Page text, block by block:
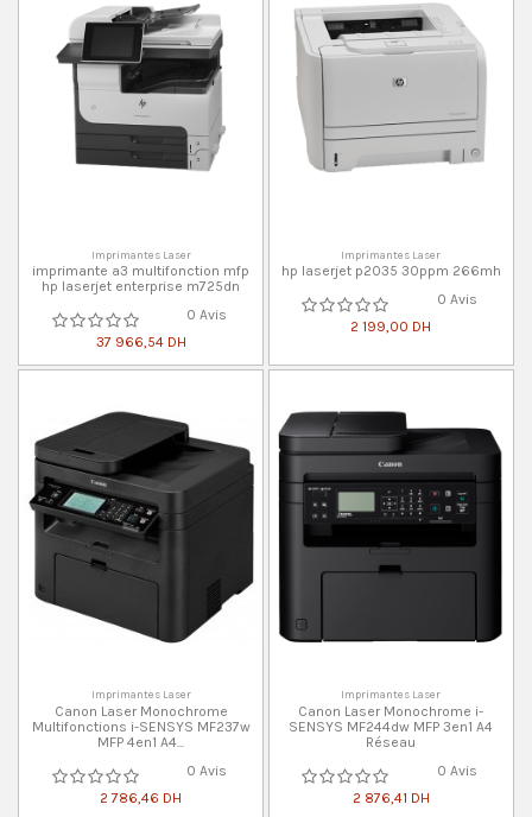
Imprimantes Laser
imprimante a3 multifonction mfp
hp laserjet enterprise m725dn
0 Avis
37 966,54 DH
Imprimantes Laser
hp laserjet p2035 30ppm 266mh
0 Avis
2 199,00 DH
Imprimantes Laser
Canon Laser Monochrome
Multifonctions i-SENSYS MF237w
MFP 4en1 A4...
0 Avis
2 786,46 DH
Imprimantes Laser
Canon Laser Monochrome i-
SENSYS MF244dw MFP 3en1 A4
Réseau
0 Avis
2 876,41 DH